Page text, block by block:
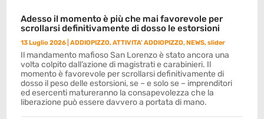
Adesso il momento è più che mai favorevole per
scrollarsi definitivamente di dosso le estorsioni
13 Luglio 2026 |ADDIOPIZZO,ATTIVITA' ADDIOPIZZO,NEWS,slider
Il mandamento mafioso San Lorenzo è stato ancora una
volta colpito dall’azione di magistrati e carabinieri. Il
momento è favorevole per scrollarsi definitivamente di
dosso il peso delle estorsioni, se – e solo se – imprenditori
ed esercenti matureranno la consapevolezza che la
liberazione può essere davvero a portata di mano.